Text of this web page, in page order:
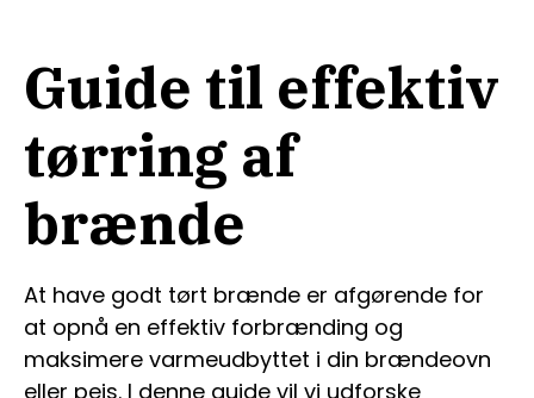
Guide til effektiv
tørring af
brænde
At have godt tørt brænde er afgørende for
at opnå en effektiv forbrænding og
maksimere varmeudbyttet i din brændeovn
eller pejs. I denne guide vil vi udforske